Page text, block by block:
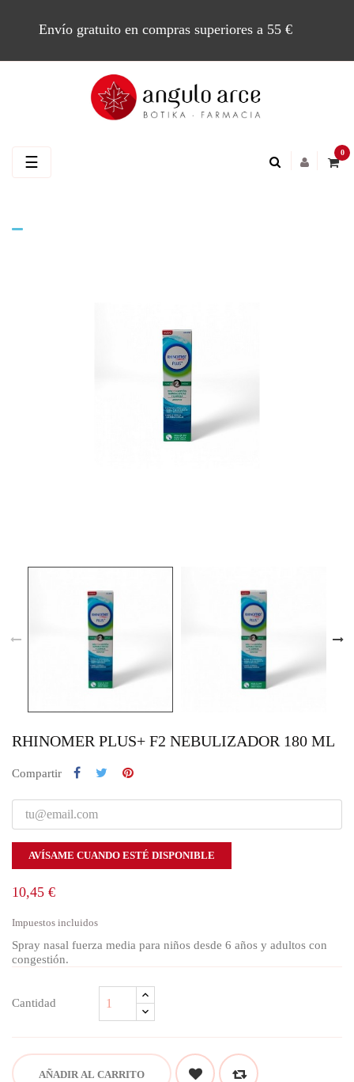
Envío gratuito en compras superiores a 55 €
0
Navegación
☰
RHINOMER PLUS+ F2 NEBULIZADOR 180 ML
Compartir
AVÍSAME CUANDO ESTÉ DISPONIBLE
10,45 €
Impuestos incluidos
Spray nasal fuerza media para niños desde 6 años y adultos con
congestión.
Cantidad
AÑADIR AL CARRITO